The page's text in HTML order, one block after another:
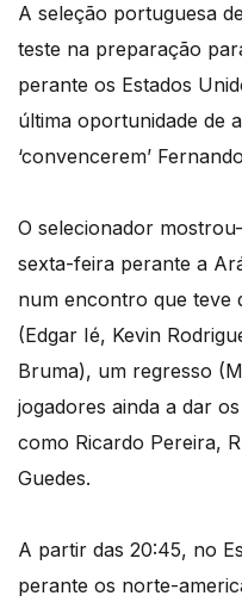
A seleção portuguesa
teste na preparação
perante os Estados
última oportunidade de
‘convencerem’
O selecionador
sexta-feira perante a
num encontro que teve
(Edgar Ié, Kevin
Bruma), um regresso
jogadores ainda a dar
como Ricardo Pereira,
Guedes.
A partir das 20:45, no
perante os norte-